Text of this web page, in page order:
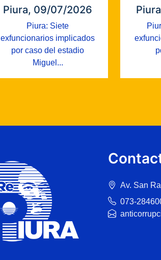
Piura, 09/07/2026
Piura: Siete
exfuncionarios implicados
por caso del estadio
Miguel...
Av. San
073-